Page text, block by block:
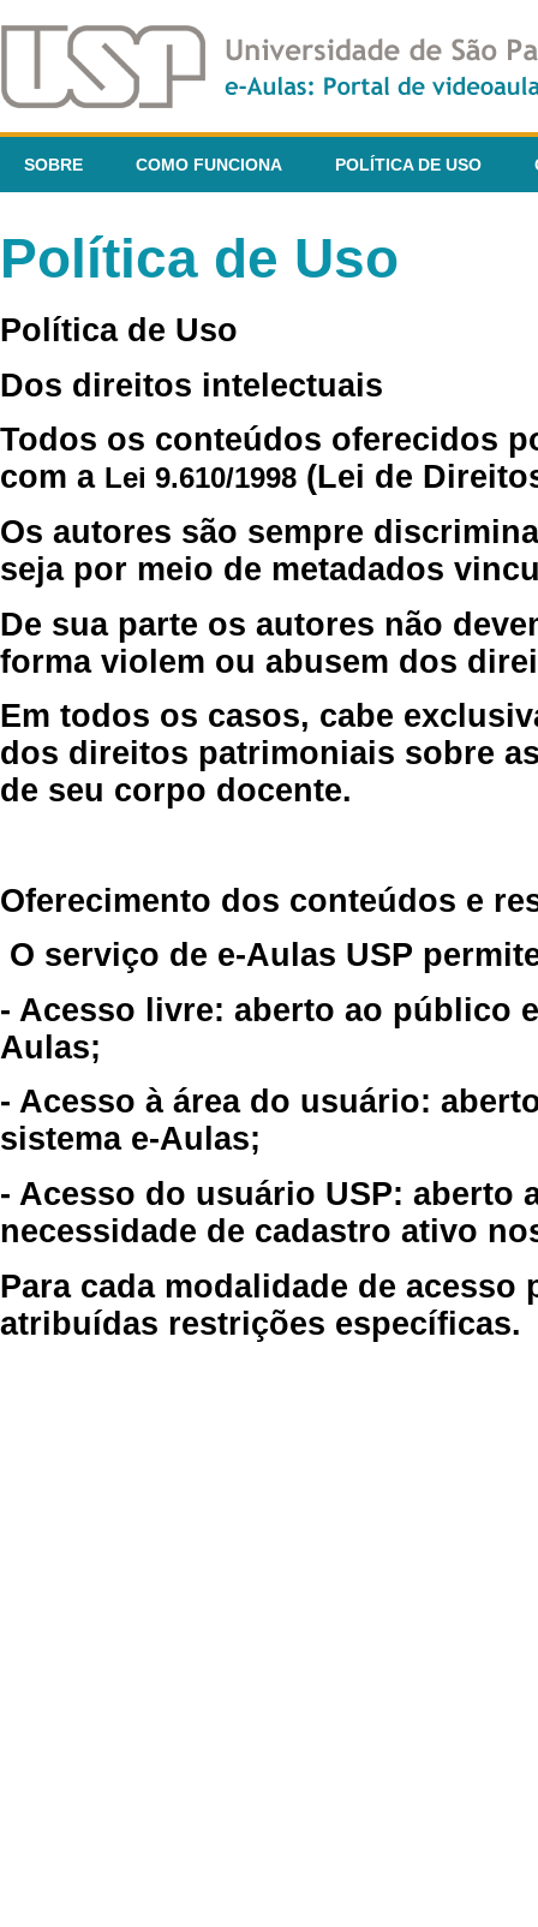
SOBRE COMO FUNCIONA POLÍTICA DE USO
Política de Uso
Política de Uso
Dos direitos intelectuais
Todos os conteúdos oferecidos
com a Lei 9.610/1998 (Lei de
Os autores são sempre
seja por meio de metadados
De sua parte os autores não
forma violem ou abusem dos
Em todos os casos, cabe
dos direitos patrimoniais sobre
de seu corpo docente.
Oferecimento dos conteúdos e
O serviço de e-Aulas USP
- Acesso livre: aberto ao público
Aulas;
- Acesso à área do usuário:
sistema e-Aulas;
- Acesso do usuário USP: aberto
necessidade de cadastro ativo
Para cada modalidade de
atribuídas restrições específicas.